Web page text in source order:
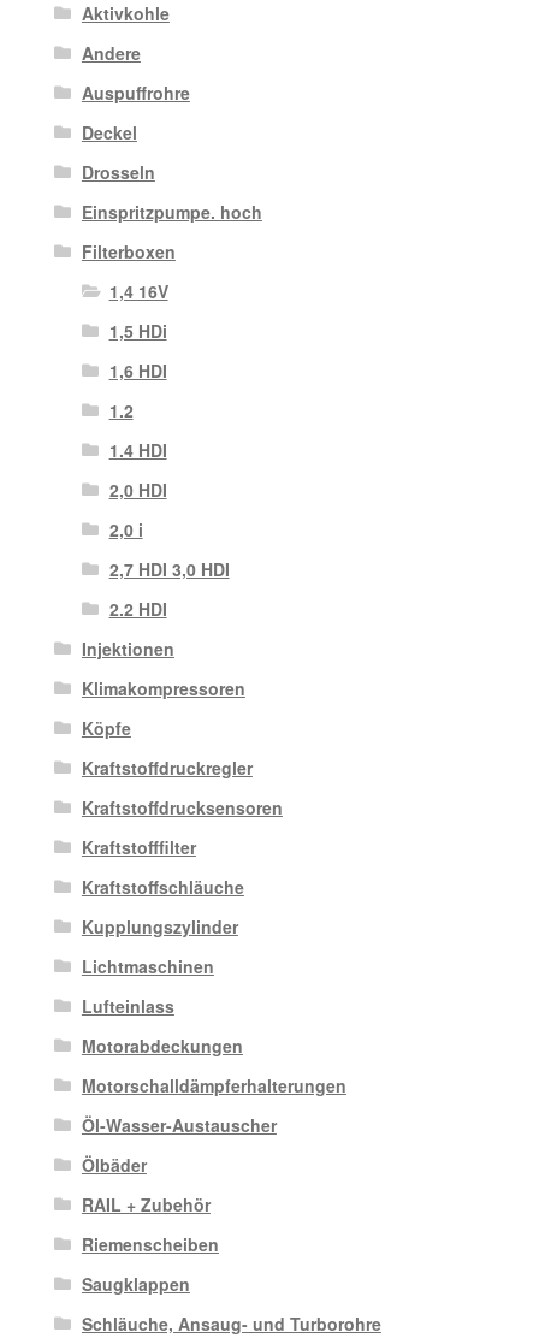
Aktivkohle
Andere
Auspuffrohre
Deckel
Drosseln
Einspritzpumpe. hoch
Filterboxen
1,4 16V
1,5 HDi
1,6 HDI
1.2
1.4 HDI
2,0 HDI
2,0 i
2,7 HDI 3,0 HDI
2.2 HDI
Injektionen
Klimakompressoren
Köpfe
Kraftstoffdruckregler
Kraftstoffdrucksensoren
Kraftstofffilter
Kraftstoffschläuche
Kupplungszylinder
Lichtmaschinen
Lufteinlass
Motorabdeckungen
Motorschalldämpferhalterungen
Öl-Wasser-Austauscher
Ölbäder
RAIL + Zubehör
Riemenscheiben
Saugklappen
Schläuche, Ansaug- und Turborohre